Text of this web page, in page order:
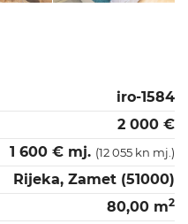
iro-1584
2 000 €
1 600 € mj. (12 055 kn mj.)
Rijeka, Zamet (51000)
80,00 m2